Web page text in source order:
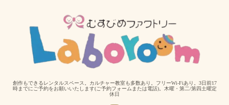
創作もできるレンタルスペース。カルチャー教室も多数あり。フリーWi-Fiあり。3日前17
時までにご予約をお願いいたします(ご予約フォームまたは電話)。木曜・第二/第四土曜定
休日